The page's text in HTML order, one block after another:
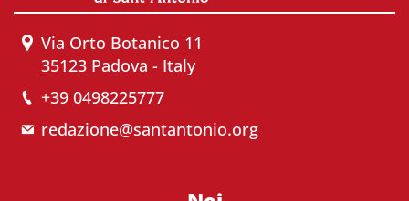
Via Orto Botanico 11
35123 Padova - Italy
+39 0498225777
redazione@santantonio.org